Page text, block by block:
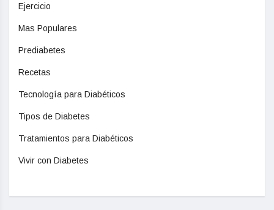
Ejercicio
Mas Populares
Prediabetes
Recetas
Tecnología para Diabéticos
Tipos de Diabetes
Tratamientos para Diabéticos
Vivir con Diabetes